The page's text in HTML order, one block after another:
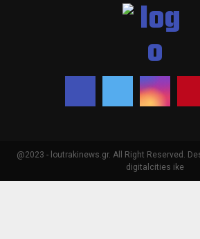
@2023 - loutrakinews.gr. All Right Reserved.
digitalcities ike